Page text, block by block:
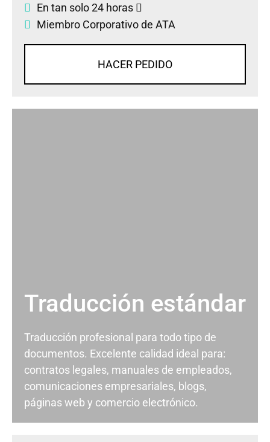
En tan solo 24 horas
Miembro Corporativo de ATA
HACER PEDIDO
Traducción estándar
Traducción profesional para todo tipo de
documentos. Excelente calidad ideal para:
contratos legales, manuales de empleados,
comunicaciones empresariales, blogs,
páginas web y comercio electrónico.